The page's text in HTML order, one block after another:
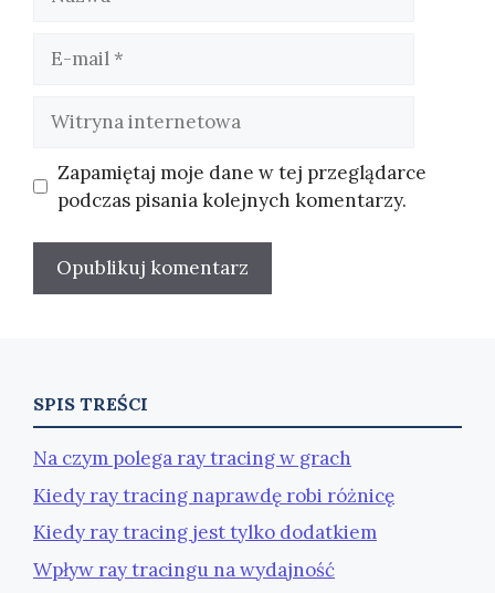
mail
internetowa
Zapamiętaj moje dane w tej przeglądarce
podczas pisania kolejnych komentarzy.
SPIS TREŚCI
Na czym polega ray tracing w grach
Kiedy ray tracing naprawdę robi różnicę
Kiedy ray tracing jest tylko dodatkiem
Wpływ ray tracingu na wydajność